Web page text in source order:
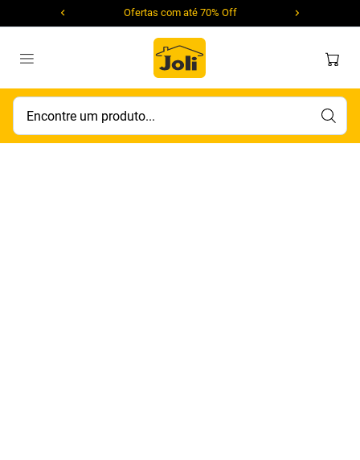
Ofertas com até 70% Off
Encontre um produto...